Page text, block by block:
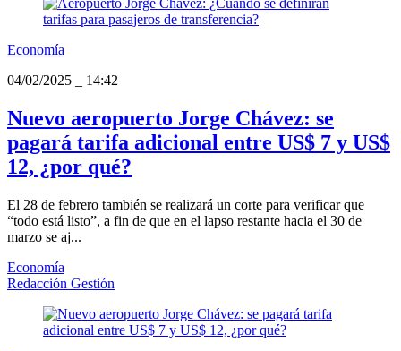
Economía
04/02/2025
14:42
Nuevo aeropuerto Jorge Chávez: se
pagará tarifa adicional entre US$ 7 y US$
12, ¿por qué?
El 28 de febrero también se realizará un corte para verificar que
“todo está listo”, a fin de que en el lapso restante hacia el 30 de
marzo se aj...
Economía
Redacción Gestión